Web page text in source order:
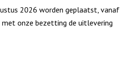
2026 worden geplaatst, vanaf
met onze bezetting de uitlevering